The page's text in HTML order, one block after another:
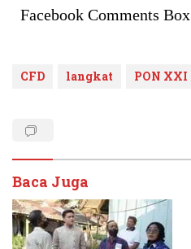
Facebook Comments Box
CFD langkat PON XXI
Baca Juga